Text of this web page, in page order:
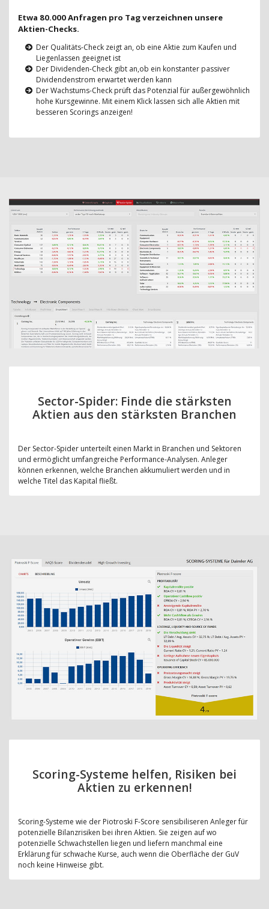
Etwa 80.000 Anfragen pro Tag verzeichnen unsere
Aktien-Checks.
Der Qualitäts-Check zeigt an, ob eine Aktie zum Kaufen und
Liegenlassen geeignet ist
Der Dividenden-Check gibt an,ob ein konstanter passiver
Dividendenstrom erwartet werden kann
Der Wachstums-Check prüft das Potenzial für außergewöhnlich
hohe Kursgewinne. Mit einem Klick lassen sich alle Aktien mit
besseren Scorings anzeigen!
Sector-Spider: Finde die stärksten
Aktien aus den stärksten Branchen
Der Sector-Spider unterteilt einen Markt in Branchen und Sektoren
und ermöglicht umfangreiche Performance-Analysen. Anleger
können erkennen, welche Branchen akkumuliert werden und in
welche Titel das Kapital fließt.
Scoring-Systeme helfen, Risiken bei
Aktien zu erkennen!
Scoring-Systeme wie der Piotroski F-Score sensibiliseren Anleger für
potenzielle Bilanzrisiken bei ihren Aktien. Sie zeigen auf wo
potenzielle Schwachstellen liegen und liefern manchmal eine
Erklärung für schwache Kurse, auch wenn die Oberfläche der GuV
noch keine Hinweise gibt.